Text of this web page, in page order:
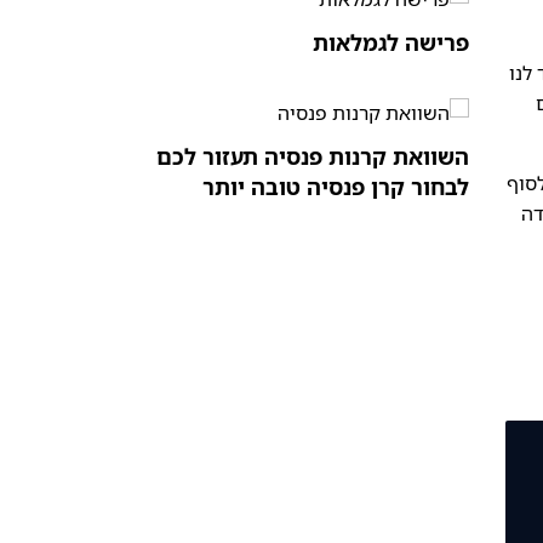
פרישה לגמלאות
השוואת קרנות פנסיה תעזור לכם
לבחור קרן פנסיה טובה יותר